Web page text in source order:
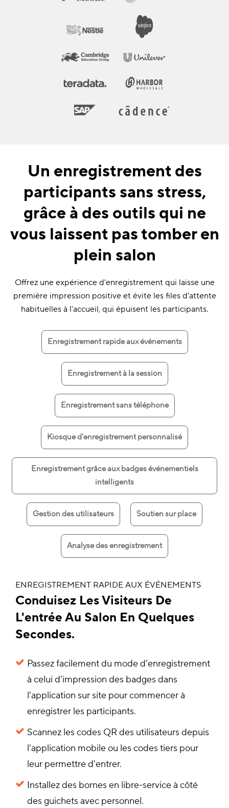
Un enregistrement des
participants sans stress,
grâce à des outils qui ne
vous laissent pas tomber en
plein salon
Offrez une expérience d'enregistrement qui laisse une
première impression positive et évite les files d'attente
habituelles à l'accueil, qui épuisent les participants.
Enregistrement rapide aux événements
Enregistrement à la session
Enregistrement sans téléphone
Kiosque d'enregistrement personnalisé
Enregistrement grâce aux badges événementiels
intelligents
Gestion des utilisateurs Soutien sur place
Analyse des enregistrement
ENREGISTREMENT RAPIDE AUX ÉVÉNEMENTS
Conduisez Les Visiteurs De
L'entrée Au Salon En Quelques
Secondes.
Passez facilement du mode d'enregistrement
à celui d'impression des badges dans
l'application sur site pour commencer à
enregistrer les participants.
Scannez les codes QR des utilisateurs depuis
l'application mobile ou les codes tiers pour
leur permettre d'entrer.
Installez des bornes en libre-service à côté
des guichets avec personnel.